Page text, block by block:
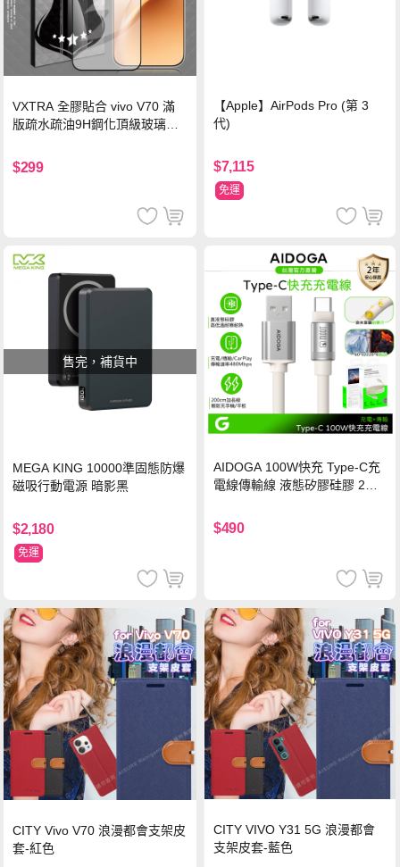
VXTRA 全膠貼合 vivo V70 滿
版疏水疏油9H鋼化頂級玻璃貼
$299
【Apple】AirPods Pro (第 3
代)
$7,115
免運
售完，補貨中
MEGA KING 10000準固態防爆
磁吸行動電源 暗影黑
$2,180
免運
AIDOGA 100W快充 Type-C充
電線傳輸線 液態矽膠硅膠 2M
$490
CITY Vivo V70 浪漫都會支架皮
套-紅色
CITY VIVO Y31 5G 浪漫都會
支架皮套-藍色